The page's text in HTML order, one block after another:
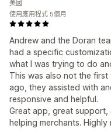
Andrew and the Doran
had a specific
what I was trying to do
This was also not the first
ago, they assisted with
responsive and helpful.
Great app, great
helping merchants. Highly
美國
使用應用程式 5個月